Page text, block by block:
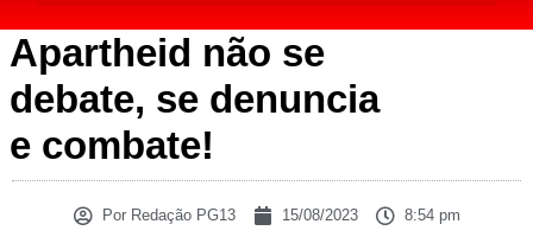
Apartheid não se
debate, se denuncia
e combate!
PorRedação PG13 15/08/2023
8:54 pm